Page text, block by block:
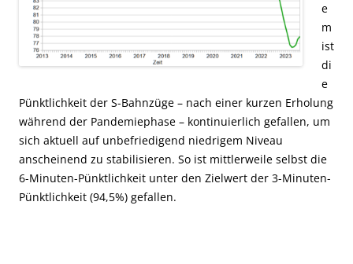
e
m
ist
di
e
Pünktlichkeit der S-Bahnzüge – nach einer kurzen Erholung
während der Pandemiephase – kontinuierlich gefallen, um
sich aktuell auf unbefriedigend niedrigem Niveau
anscheinend zu stabilisieren. So ist mittlerweile selbst die
6-Minuten-Pünktlichkeit unter den Zielwert der 3-Minuten-
Pünktlichkeit (94,5%) gefallen.